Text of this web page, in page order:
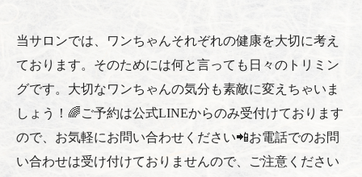
当サロンでは、ワンちゃんそれぞれの健康を大切に考え
ております。そのためには何と言っても日々のトリミン
グです。大切なワンちゃんの気分も素敵に変えちゃいま
しょう！🌈ご予約は公式LINEからのみ受付けております
ので、お気軽にお問い合わせください📲お電話でのお問
い合わせは受け付けておりませんので、ご注意ください